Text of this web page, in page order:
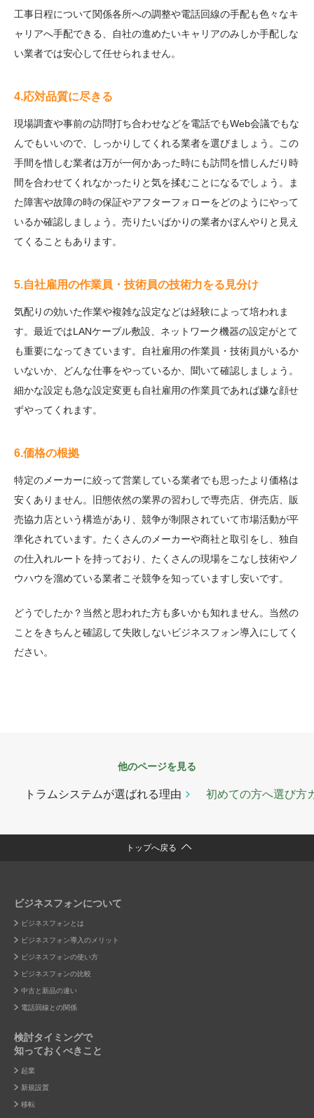
工事日程について関係各所への調整や電話回線の手配も色々なキ
ャリアへ手配できる、自社の進めたいキャリアのみしか手配しな
い業者では安心して任せられません。
4.応対品質に尽きる
現場調査や事前の訪問打ち合わせなどを電話でもWeb会議でもな
んでもいいので、しっかりしてくれる業者を選びましょう。この
手間を惜しむ業者は万が一何かあった時にも訪問を惜しんだり時
間を合わせてくれなかったりと気を揉むことになるでしょう。ま
た障害や故障の時の保証やアフターフォローをどのようにやって
いるか確認しましょう。売りたいばかりの業者かぼんやりと見え
てくることもあります。
5.自社雇用の作業員・技術員の技術力をる見分け
気配りの効いた作業や複雑な設定などは経験によって培われま
す。最近ではLANケーブル敷設、ネットワーク機器の設定がとて
も重要になってきています。自社雇用の作業員・技術員がいるか
いないか、どんな仕事をやっているか、聞いて確認しましょう。
細かな設定も急な設定変更も自社雇用の作業員であれば嫌な顔せ
ずやってくれます。
6.価格の根拠
特定のメーカーに絞って営業している業者でも思ったより価格は
安くありません。旧態依然の業界の習わしで専売店、併売店、販
売協力店という構造があり、競争が制限されていて市場活動が平
準化されています。たくさんのメーカーや商社と取引をし、独自
の仕入れルートを持っており、たくさんの現場をこなし技術やノ
ウハウを溜めている業者こそ競争を知っていますし安いです。
どうでしたか？当然と思われた方も多いかも知れません。当然の
ことをきちんと確認して失敗しないビジネスフォン導入にしてく
ださい。
他のページを見る
トラムシステムが選ばれる理由 初めての方へ選び方
トップへ戻る
ビジネスフォンについて
ビジネスフォンとは
ビジネスフォン導入のメリット
ビジネスフォンの使い方
ビジネスフォンの比較
中古と新品の違い
電話回線との関係
検討タイミングで
知っておくべきこと
起業
新規設置
移転